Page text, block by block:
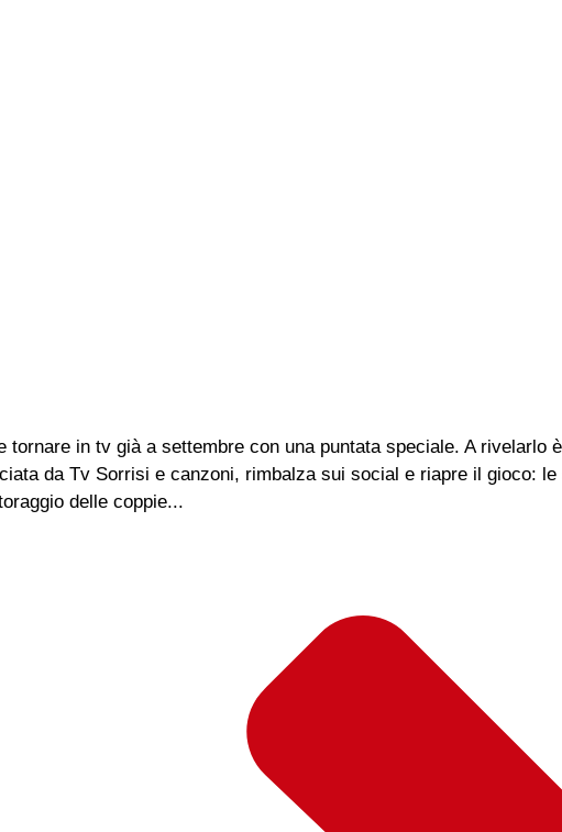
tornare in tv già a settembre con una puntata speciale. A rivelarlo
da Tv Sorrisi e canzoni, rimbalza sui social e riapre il gioco:
delle coppie...